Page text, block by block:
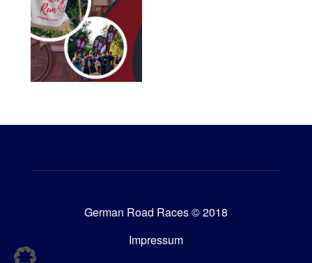
German Road Races © 2018
Impressum